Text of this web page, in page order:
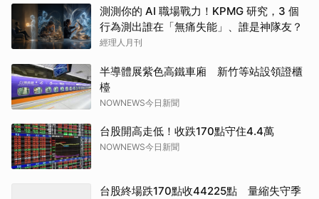
測測你的 AI 職場戰力！KPMG 研究，3 個
行為測出誰在「無痛失能」、誰是神隊友？
經理人月刊
半導體展紫色高鐵車廂 新竹等站設領證櫃
檯
NOWNEWS今日新聞
台股開高走低！收跌170點守住4.4萬
NOWNEWS今日新聞
台股終場跌170點收44225點 量縮失守季